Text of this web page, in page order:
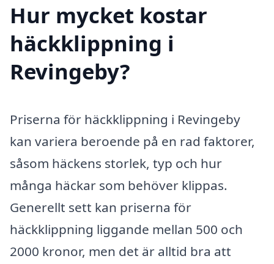
Hur mycket kostar
häckklippning i
Revingeby?
Priserna för häckklippning i Revingeby
kan variera beroende på en rad faktorer,
såsom häckens storlek, typ och hur
många häckar som behöver klippas.
Generellt sett kan priserna för
häckklippning liggande mellan 500 och
2000 kronor, men det är alltid bra att